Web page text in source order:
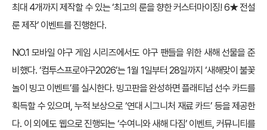
최대 4개까지 제작할 수 있는 ‘최고의 룬을 향한 커스터마이징! 6★ 전설
룬 제작’ 이벤트를 진행한다.
NO.1 모바일 야구 게임 시리즈에서도 야구 팬들을 위한 새해 선물을 준
비했다. ‘컴투스프로야구2026’는 1월 1일부터 28일까지 ‘새해맞이 불꽃
놀이 빙고 이벤트’를 실시한다. 빙고판을 완성하면 플래티넘 선수 카드를
획득할 수 있으며, 누적 보상으로 ‘연대 시그니처 재료 카드’ 등을 제공한
다. 이 외에도 웹으로 진행되는 ‘수여니와 새해 다짐’ 이벤트, 커뮤니티를